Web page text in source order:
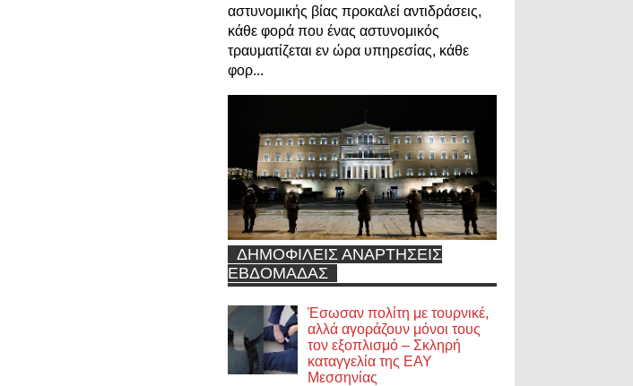
αστυνομικής βίας προκαλεί αντιδράσεις,
κάθε φορά που ένας αστυνομικός
τραυματίζεται εν ώρα υπηρεσίας, κάθε
φορ...
ΔΗΜΟΦΙΛΕΙΣ ΑΝΑΡΤΗΣΕΙΣ
ΕΒΔΟΜΑΔΑΣ
Έσωσαν πολίτη με τουρνικέ,
αλλά αγοράζουν μόνοι τους
τον εξοπλισμό – Σκληρή
καταγγελία της ΕΑΥ
Μεσσηνίας